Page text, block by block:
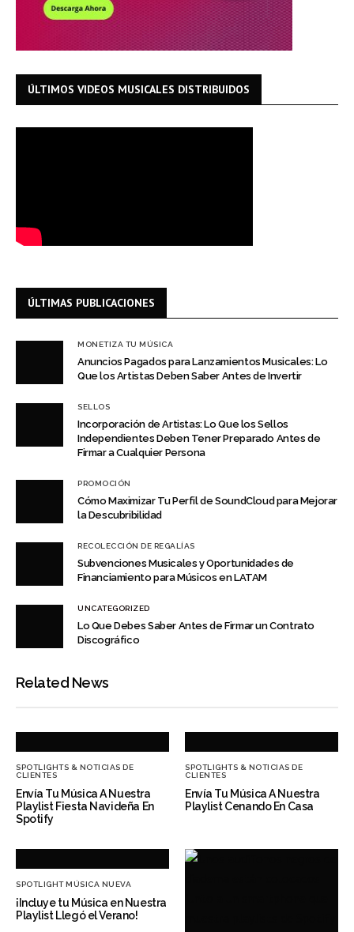
ÚLTIMOS VIDEOS MUSICALES DISTRIBUIDOS
ÚLTIMAS PUBLICACIONES
MONETIZA TU MÚSICA
Anuncios Pagados para Lanzamientos Musicales: Lo
Que los Artistas Deben Saber Antes de Invertir
SELLOS
Incorporación de Artistas: Lo Que los Sellos
Independientes Deben Tener Preparado Antes de
Firmar a Cualquier Persona
PROMOCIÓN
Cómo Maximizar Tu Perfil de SoundCloud para Mejorar
la Descubribilidad
RECOLECCIÓN DE REGALÍAS
Subvenciones Musicales y Oportunidades de
Financiamiento para Músicos en LATAM
UNCATEGORIZED
Lo Que Debes Saber Antes de Firmar un Contrato
Discográfico
Related News
SPOTLIGHTS & NOTICIAS DE
CLIENTES
Envía Tu Música A Nuestra
Playlist Fiesta Navideña En
Spotify
SPOTLIGHTS & NOTICIAS DE
CLIENTES
Envía Tu Música A Nuestra
Playlist Cenando En Casa
SPOTLIGHT MÚSICA NUEVA
¡Incluye tu Música en Nuestra
Playlist Llegó el Verano!